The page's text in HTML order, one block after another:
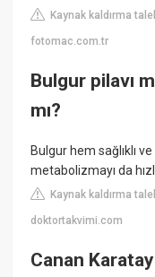
Kaynak kaldırma
fotomac.com.tr
Bulgur pilavı
mı?
Bulgur hem sağlıklı
metabolizmayı da
Kaynak kaldırma
doktortakvimi.com
Canan